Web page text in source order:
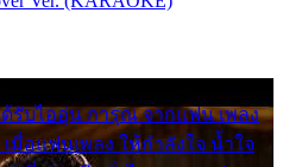
รับไออุ่น การุณ จากแฟน เพลง
มื่อแฟนเพลง ให้กำลังใจ น้ำใจ